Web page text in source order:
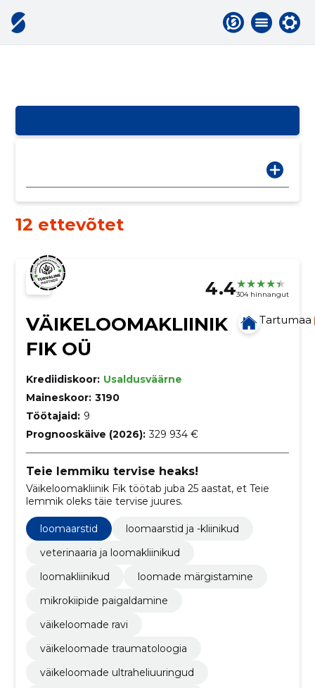
12 ettevõtet
4.4304 hinnangut
VÄIKELOOMAKLIINIK
FIK OÜ
Tartumaa
Krediidiskoor: Usaldusväärne
Maineskoor: 3190
Töötajaid: 9
Prognooskäive (2026): 329 934 €
Teie lemmiku tervise heaks!
Väikeloomakliinik Fik töötab juba 25 aastat, et Teie
lemmik oleks täie tervise juures.
loomaarstid
loomaarstid ja -kliinikud
veterinaaria ja loomakliinikud
loomakliinikud
loomade märgistamine
mikrokiipide paigaldamine
väikeloomade ravi
väikeloomade traumatoloogia
väikeloomade ultraheliuuringud